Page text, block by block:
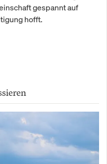
gespannt auf
hofft.